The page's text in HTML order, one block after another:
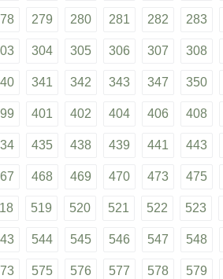
279 280 281 282 283
304 305 306 307 308
341 342 343 347 350
401 402 404 406 408
435 438 439 441 443
468 469 470 473 475
519 520 521 522 523
544 545 546 547 548
575 576 577 578 579